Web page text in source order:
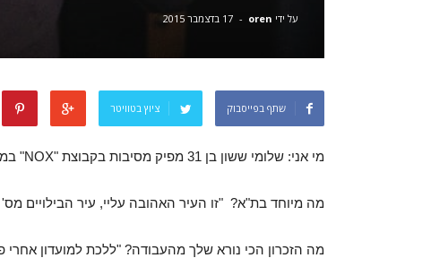
על ידי oren
- 17 בדצמבר 2015
שתף בפייסבוק ציוץ בטוויטר
מי אני: שלומי ששון בן 31 מפיק מסיבות בקבוצת "NOX" במועדונים Valium Morfium Markid
מה מיוחד בת"א? "זו העיר האהובה עליי, עיר הבילויים מס' 1 בארץ עם מגוון רחב של מקומות בילוי"
מה הזכרון הכי נורא שלך מהעבודה? "ללכת למועדון